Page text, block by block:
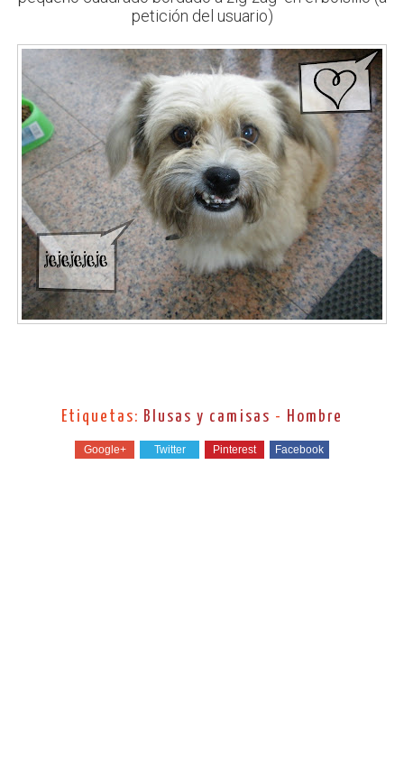
petición del usuario)
Etiquetas: Blusas y camisas - Hombre
Google+ Twitter Pinterest Facebook